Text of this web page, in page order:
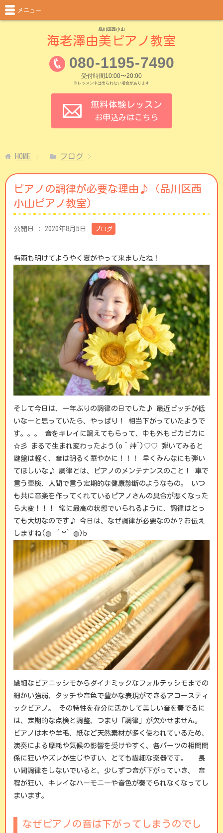
品川区西小山
海老澤由美ピアノ教室
080-1195-7490
受付時間10:00〜20:00
※レッスン中は出られない場合があります
無料体験レッスン
お申込みはこちら
メニュー
HOME ブログ
ピアノの調律が必要な理由♪（品川区西
小山ピアノ教室）
公開日 : 2020年8月5日 ブログ
梅雨も明けてようやく夏がやって来ましたね！
そして今日は、一年ぶりの調律の日でした♪ 最近ピッチが低
いなーと思っていたら、やっぱり！ 相当下がっていたようで
す。。。 音をキレイに調えてもらって、中も外もピカピカに
☆彡 まるで生まれ変わったよう(o´艸`)♡♡ 弾いてみると
鍵盤は軽く、音は明るく華やかに！！！ 早くみんなにも弾い
てほしいな♪ 調律とは、ピアノのメンテナンスのこと！ 車で
言う車検、人間で言う 定期的な健康診断のようなもの。 いつ
も共に音楽を作ってくれているピアノさんの具合が悪くなった
ら大変！！！ 常に最高の状態でいられるように、調律はとっ
ても大切なのです♪ 今日は、なぜ調律が必要なのか？お伝え
しますね(◍ ´꒳` ◍)b
繊細なピアニッシモからダイナミックなフォルテッシモまでの
細かい強弱、タッチや音色で豊かな表現ができるアコースティ
ックピアノ。
その特性を存分に活かして美しい音を奏でるに
は、定期的な点検と調整、つまり「調律」が欠かせません。
ピアノは木や羊毛、紙など天然素材が多く使われているため、
演奏による摩耗や気候の影響を受けやすく、各パーツの相関関
係に狂いやズレが生じやすい、とても繊細な楽器です。
長
い間調律をしないでいると、少しずつ音が下がっていき、 音
程が狂い、キレイなハーモニーや音色が奏でられなくなってし
まいます。
なぜピアノの音は下がってしまうのでし